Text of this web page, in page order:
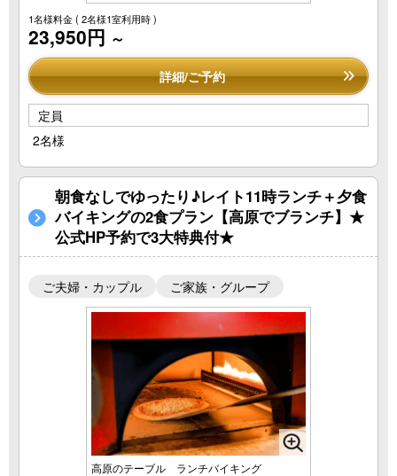
1名様料金( 2名様1室利用時 )
23,950円 ～
詳細/ご予約
定員
2名様
朝食なしでゆったり♪レイト11時ランチ＋夕食
バイキングの2食プラン【高原でブランチ】★
公式HP予約で3大特典付★
ご夫婦・カップル ご家族・グループ
高原のテーブル ランチバイキング